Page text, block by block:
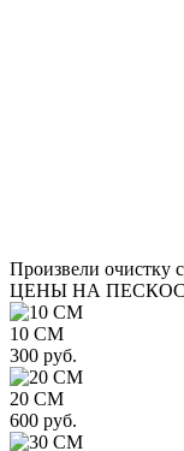
Произвели очистку
ЦЕНЫ НА
10 СМ
300 руб.
20 СМ
600 руб.